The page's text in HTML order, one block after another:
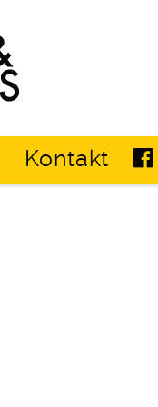
Kontakt